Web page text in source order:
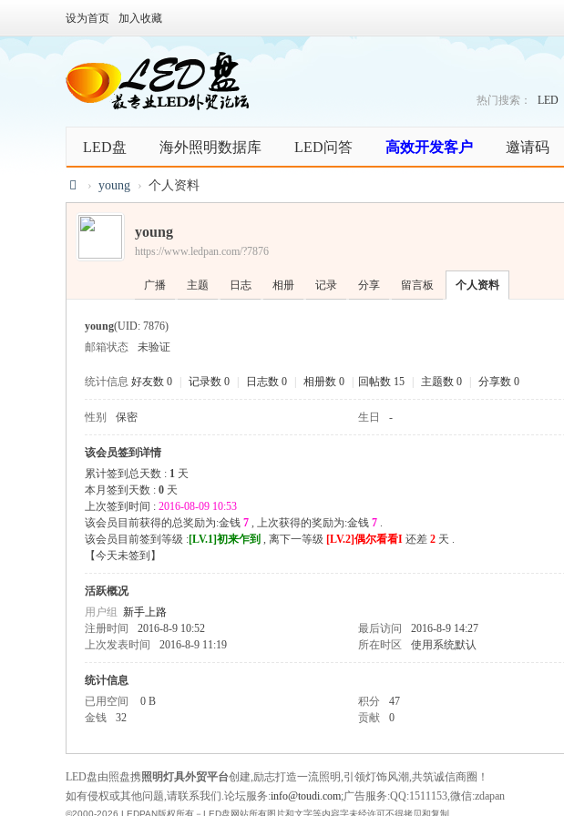
设为首页 加入收藏
热门搜索： LED
LED盘 海外照明数据库 LED问答 高效开发客户 邀请码
E
› young › 个人资料
young
https://www.ledpan.com/?7876
广播 主题 日志 相册 记录 分享 留言板 个人资料
young(UID: 7876)
邮箱状态
未验证
统计信息 好友数 0 记录数 0 日志数 0 相册数 0 回帖数 15 主题数 0 分享数 0
性别 保密 生日 -
该会员签到详情
累计签到总天数 : 1 天
本月签到天数 : 0 天
上次签到时间 : 2016-08-09 10:53
该会员目前获得的总奖励为:金钱 7 , 上次获得的奖励为:金钱 7 .
该会员目前签到等级 :[LV.1]初来乍到 , 离下一等级 [LV.2]偶尔看看I 还差 2 天 .
【今天未签到 】
活跃概况
用户组 新手上路
注册时间
2016-8-9 10:52 最后访问 2016-8-9 14:27
上次发表时间
2016-8-9 11:19 所在时区 使用系统默认
统计信息
已用空间
0 B 积分 47
金钱
32 贡献 0
LED盘由照盘携照明灯具外贸平台创建,励志打造一流照明,引领灯饰风潮,共筑诚信商圈！
如有侵权或其他问题,请联系我们.论坛服务:info@toudi.com;广告服务:QQ:1511153,微信:zdapan
©2000-2026 LEDPAN版权所有－LED盘网站所有图片和文字等内容字未经许可不得拷贝和复制.